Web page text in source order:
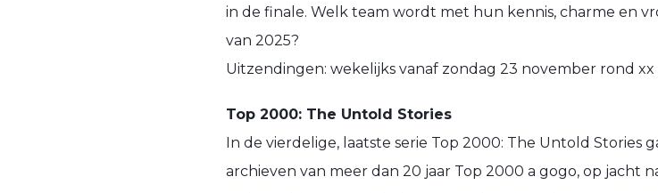
in de finale. Welk team wordt met hun kennis, charme en
van 2025?
Uitzendingen: wekelijks vanaf zondag 23 november rond xx
Top 2000: The Untold Stories
In de vierdelige, laatste serie Top 2000: The Untold Stories
archieven van meer dan 20 jaar Top 2000 a gogo, op jacht